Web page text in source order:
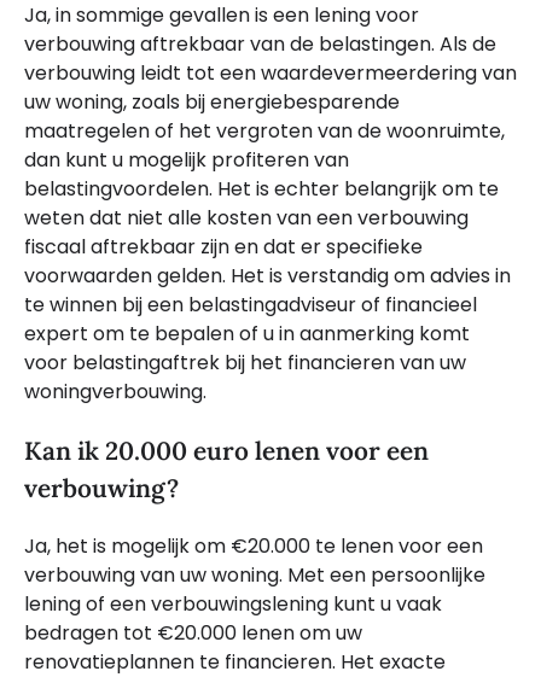
Ja, in sommige gevallen is een lening voor
verbouwing aftrekbaar van de belastingen. Als de
verbouwing leidt tot een waardevermeerdering van
uw woning, zoals bij energiebesparende
maatregelen of het vergroten van de woonruimte,
dan kunt u mogelijk profiteren van
belastingvoordelen. Het is echter belangrijk om te
weten dat niet alle kosten van een verbouwing
fiscaal aftrekbaar zijn en dat er specifieke
voorwaarden gelden. Het is verstandig om advies in
te winnen bij een belastingadviseur of financieel
expert om te bepalen of u in aanmerking komt
voor belastingaftrek bij het financieren van uw
woningverbouwing.
Kan ik 20.000 euro lenen voor een
verbouwing?
Ja, het is mogelijk om €20.000 te lenen voor een
verbouwing van uw woning. Met een persoonlijke
lening of een verbouwingslening kunt u vaak
bedragen tot €20.000 lenen om uw
renovatieplannen te financieren. Het exacte